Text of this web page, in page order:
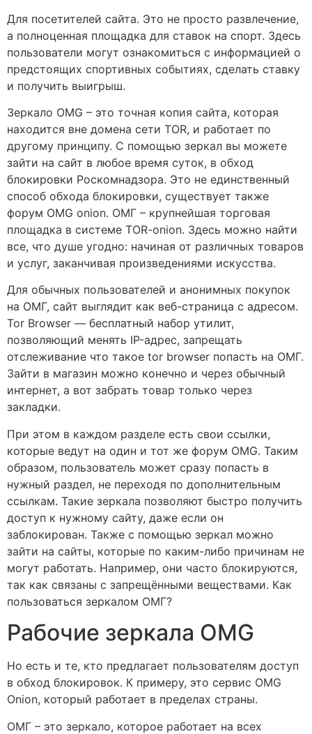
Для посетителей сайта. Это не просто развлечение,
а полноценная площадка для ставок на спорт. Здесь
пользователи могут ознакомиться с информацией о
предстоящих спортивных событиях, сделать ставку
и получить выигрыш.
Зеркало OMG – это точная копия сайта, которая
находится вне домена сети TOR, и работает по
другому принципу. С помощью зеркал вы можете
зайти на сайт в любое время суток, в обход
блокировки Роскомнадзора. Это не единственный
способ обхода блокировки, существует также
форум OMG onion. ОМГ – крупнейшая торговая
площадка в системе ТОR-onion. Здесь можно найти
все, что душе угодно: начиная от различных товаров
и услуг, заканчивая произведениями искусства.
Для обычных пользователей и анонимных покупок
на ОМГ, сайт выглядит как веб-страница с адресом.
Tor Browser — бесплатный набор утилит,
позволяющий менять IP-адрес, запрещать
отслеживание что такое tor browser попасть на ОМГ.
Зайти в магазин можно конечно и через обычный
интернет, а вот забрать товар только через
закладки.
При этом в каждом разделе есть свои ссылки,
которые ведут на один и тот же форум OMG. Таким
образом, пользователь может сразу попасть в
нужный раздел, не переходя по дополнительным
ссылкам. Такие зеркала позволяют быстро получить
доступ к нужному сайту, даже если он
заблокирован. Также с помощью зеркал можно
зайти на сайты, которые по каким-либо причинам не
могут работать. Например, они часто блокируются,
так как связаны с запрещёнными веществами. Как
пользоваться зеркалом ОМГ?
Рабочие зеркала OMG
Но есть и те, кто предлагает пользователям доступ
в обход блокировок. К примеру, это сервис OMG
Onion, который работает в пределах страны.
ОМГ – это зеркало, которое работает на всех